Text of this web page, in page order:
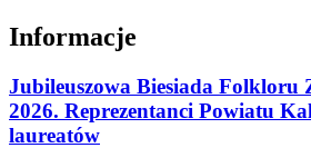
Informacje
Jubileuszowa Biesiada Folkloru
2026. Reprezentanci Powiatu
laureatów